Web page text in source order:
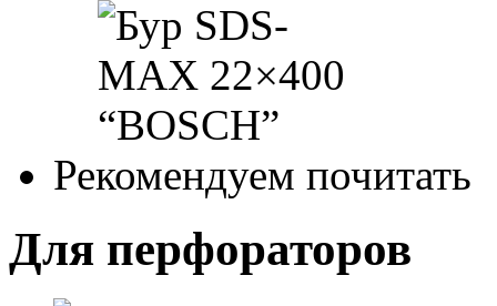
Рекомендуем почитать
Для перфораторов